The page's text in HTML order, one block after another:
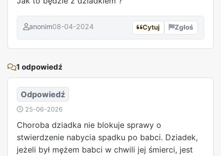
anonim08-04-2024 Cytuj Zgłoś
1 odpowiedź
Odpowiedź
25-06-2026
Choroba dziadka nie blokuje sprawy o
stwierdzenie nabycia spadku po babci. Dziadek,
jeżeli był mężem babci w chwili jej śmierci, jest